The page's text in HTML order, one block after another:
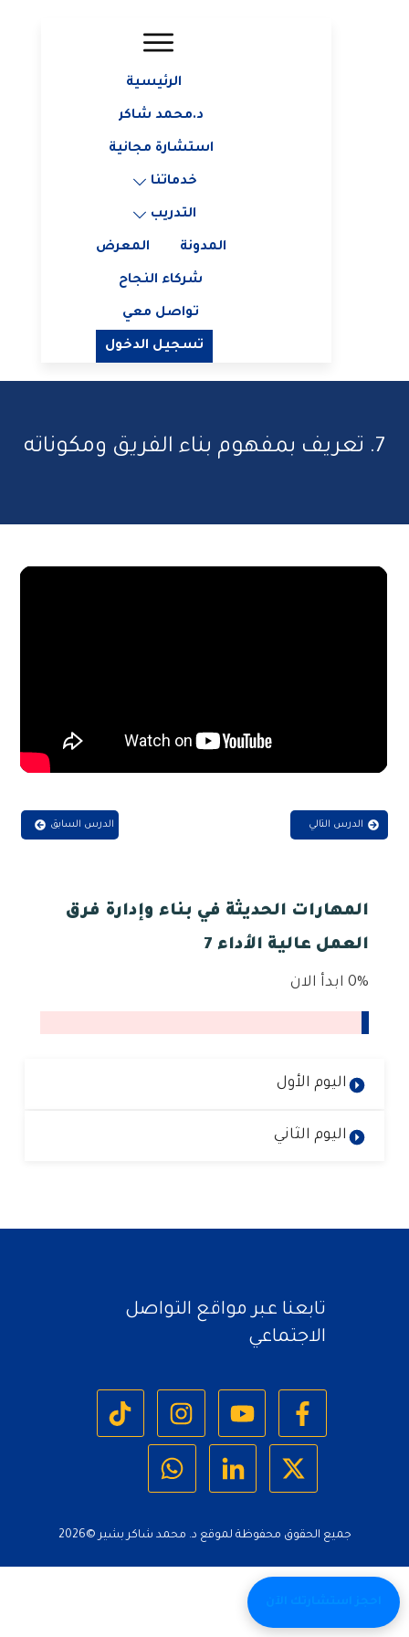
الرئيسية
د.محمد شاكر
استشارة مجانية
خدماتنا
التدريب
المدونة المعرض
شركاء النجاح
تواصل معي
تسجيل الدخول
الدرس التالي الدرس السابق
المهارات الحديثة في بناء وإدارة فرق
العمل عالية الأداء 7
0% ابدأ الان
اليوم الأول
اليوم الثاني
تابعنا عبر مواقع التواصل
الاجتماعي
جميع الحقوق محفوظة لموقع د. محمد شاكر بشير ©2026
احجز استشارتك الآن